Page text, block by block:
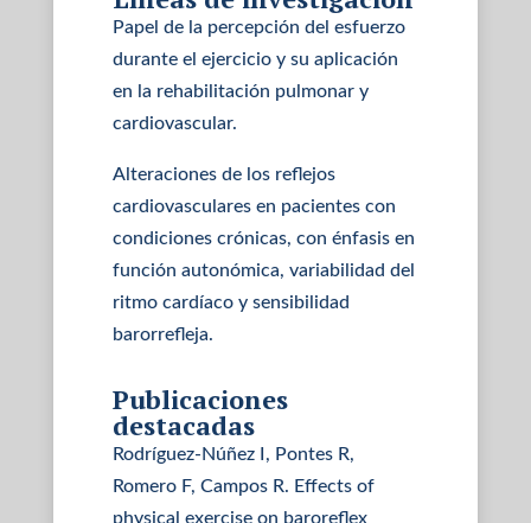
Papel de la percepción del esfuerzo
durante el ejercicio y su aplicación
en la rehabilitación pulmonar y
cardiovascular.
Alteraciones de los reflejos
cardiovasculares en pacientes con
condiciones crónicas, con énfasis en
función autonómica, variabilidad del
ritmo cardíaco y sensibilidad
barorrefleja.
Publicaciones
destacadas
Rodríguez-Núñez I, Pontes R,
Romero F, Campos R. Effects of
physical exercise on baroreflex